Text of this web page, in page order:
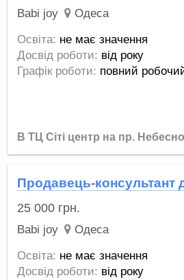
Babi joy Одеса
Освіта: не має значення
Досвід роботи: від року
Графік роботи: повний
В ТЦ Сіті центр на пр.
Продавець-консультант
25 000 грн.
Babi joy Одеса
Освіта: не має значення
Досвід роботи: від року